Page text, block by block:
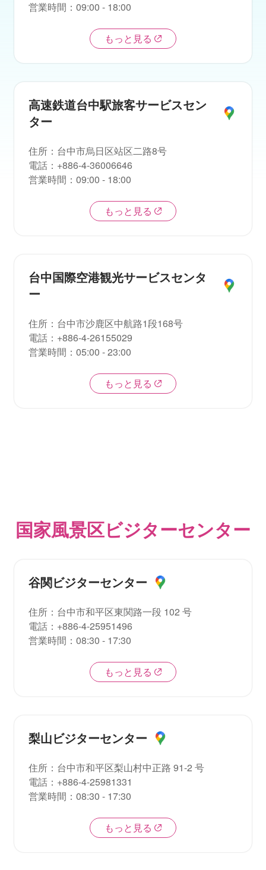
営業時間 ： 09:00 - 18:00
もっと見る
高速鉄道台中駅旅客サービスセン
ター
住所 ： 台中市烏日区站区二路8号
電話 ： +886-4-36006646
営業時間 ： 09:00 - 18:00
もっと見る
台中国際空港観光サービスセンタ
ー
住所 ： 台中市沙鹿区中航路1段168号
電話 ： +886-4-26155029
営業時間 ： 05:00 - 23:00
もっと見る
国家風景区ビジターセンター
谷関ビジターセンター
住所 ： 台中市和平区東関路一段 102 号
電話 ： +886-4-25951496
営業時間 ： 08:30 - 17:30
もっと見る
梨山ビジターセンター
住所 ： 台中市和平区梨山村中正路 91-2 号
電話 ： +886-4-25981331
営業時間 ： 08:30 - 17:30
もっと見る